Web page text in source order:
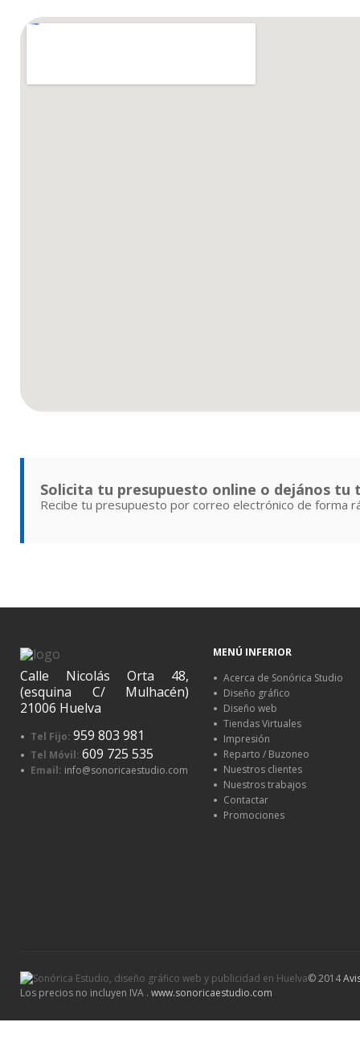
Solicita tu presupuesto online o dejános
Recibe tu presupuesto por correo electrónico de forma
Calle Nicolás Orta 48,
(esquina C/ Mulhacén)
21006 Huelva
Tel Fijo: 959 803 981
Tel Móvil: 609 725 535
Email: info@sonoricaestudio.com
MENÚ INFERIOR
Acerca de Sonórica Studio
Diseño gráfico
Diseño web
Tiendas Virtuales
Impresión
Reparto / Buzoneo
Nuestros clientes
Nuestros trabajos
Contactar
Promociones
© 2014
Los precios no incluyen IVA . www.sonoricaestudio.com